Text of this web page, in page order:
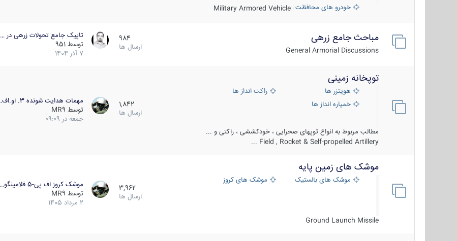
خودرو های محافظت شدهMilitary Armored Vehicle
مباحث جامع زرهی
General Armorial Discussions
984
ارسال ها
تاپیک جامع تحولات زرهی در …
توسط 951
7 آذر 1404
توپخانه زمینی
هویتزر ها
راکت انداز ها
خمپاره انداز ها
مطالب مربوط به انواع توپهای صحرایی ، خودکششی ، راکتی و ...
Field , Rocket & Self-propelled Artillery ...
1,842
ارسال ها
مهمات هدایت شونده 3. او.اف…
توسط MR9
جمعه در 09:09
موشک های زمین پایه
موشک های بالستیک موشک های کروز
Ground Launch Missile
3,962
ارسال ها
موشک کروز اف پی-5 فلامینگو…
توسط MR9
2 مرداد 1405